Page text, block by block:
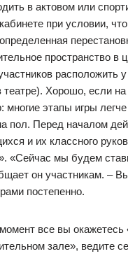
в актовом или
при условии,
пространство в
расположить
театре). Хорошо, если
многие этапы игры
пол. Перед началом
и их классного
«Сейчас мы будем
он участникам. –
постепенно.
все вы окажетесь
зале», ведите